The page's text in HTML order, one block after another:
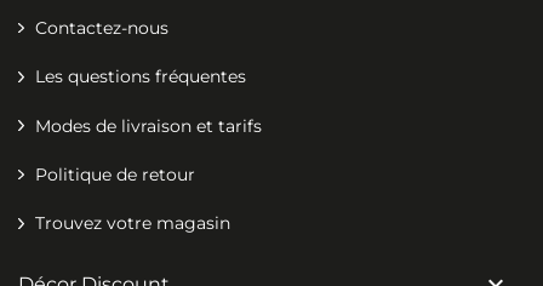
Contactez-nous
Les questions fréquentes
Modes de livraison et tarifs
Politique de retour
Trouvez votre magasin